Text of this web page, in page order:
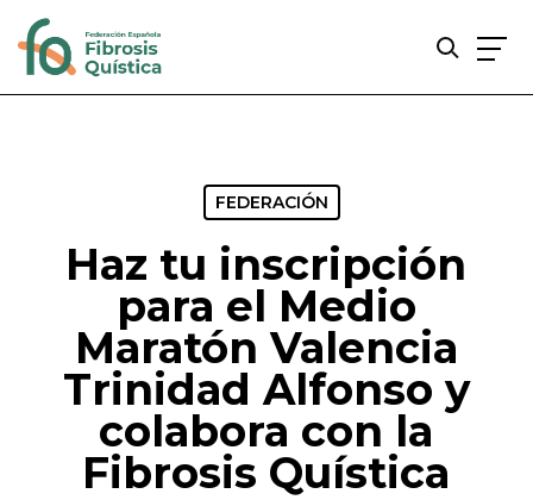
FEDERACIÓN
Haz tu inscripción
para el Medio
Maratón Valencia
Trinidad Alfonso y
colabora con la
Fibrosis Quística